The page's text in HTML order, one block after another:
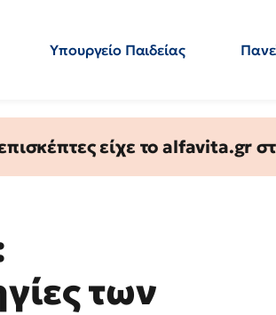
Υπουργείο Παιδείας
είχε το alfavita.gr
των